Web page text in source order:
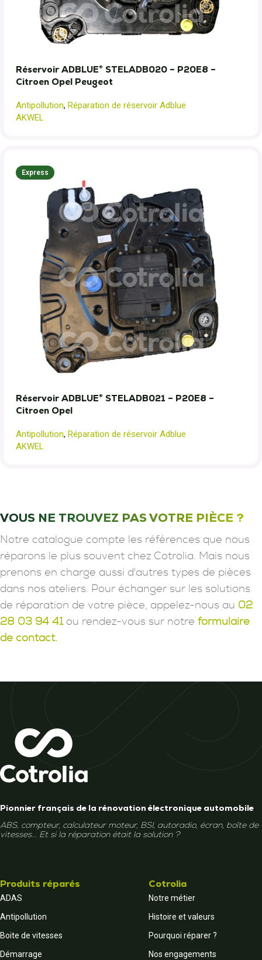
Réservoir ADBLUE® STELADB020 – P20E8 –
Citroen Opel Peugeot
Antipollution, Réparation de réservoir Adblue
AKWEL
Express
Réservoir ADBLUE® STELADB021 – P20E8 –
Citroen Opel
Antipollution, Réparation de réservoir Adblue
AKWEL
VOUS NE TROUVEZ PAS VOTRE PIÈCE ?
Notre catalogue compte les références que nous
réparons le plus souvent chez Cotrolia. Mais nous
prenons en charge aussi d'autres types de pièces
dans nos ateliers. Pour échanger sur les solutions
de réparation de votre pièce, appelez-nous au 02
28 03 94 41ou rendez-vous sur notre formulaire
de contact.
Pionnier français de la rénovation électronique automobile
ABS, compteur, calculateur moteur, BSI, autoradio, écran, boîte de
vitesses... Et si la réparation était la solution ?
Produits réparés
ADAS
Antipollution
Boite de vitesses
Démarrage
Cotrolia
Notre métier
Histoire et valeurs
Pourquoi réparer ?
Nos engagements